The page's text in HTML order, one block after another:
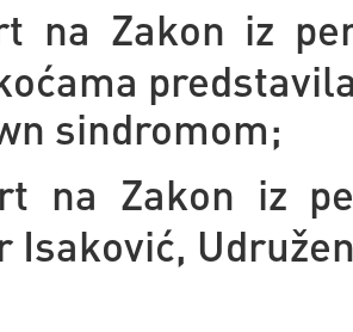
na Zakon iz
sindromom;
na Zakon iz
Isaković,